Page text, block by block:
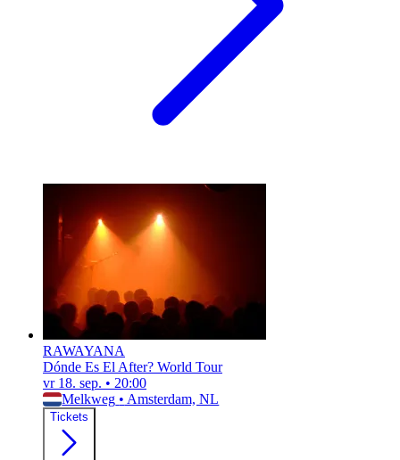
RAWAYANA
Dónde Es El After? World Tour
vr 18. sep. • 20:00
Melkweg • Amsterdam, NL
Tickets